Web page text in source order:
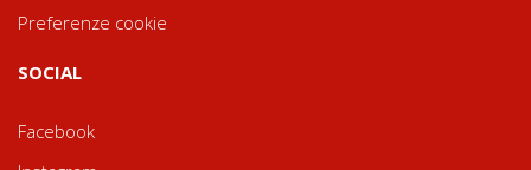
Preferenze cookie
SOCIAL
Facebook